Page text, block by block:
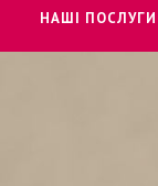
НАШІ ПОСЛУГИ